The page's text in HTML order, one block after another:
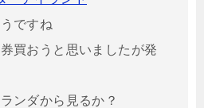
ですね
買おうと思いましたが発
ンダから見るか？